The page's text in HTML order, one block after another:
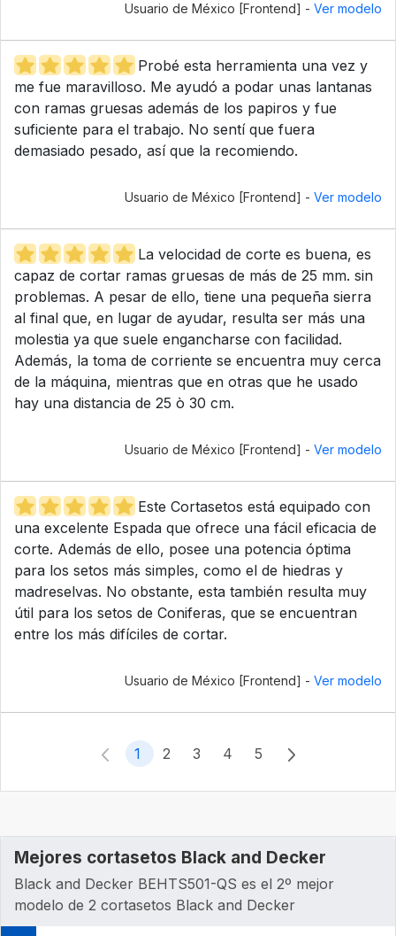
Usuario de México [Frontend] - Ver modelo
Probé esta herramienta una vez y
me fue maravilloso. Me ayudó a podar unas lantanas
con ramas gruesas además de los papiros y fue
suficiente para el trabajo. No sentí que fuera
demasiado pesado, así que la recomiendo.
Usuario de México [Frontend] - Ver modelo
La velocidad de corte es buena, es
capaz de cortar ramas gruesas de más de 25 mm. sin
problemas. A pesar de ello, tiene una pequeña sierra
al final que, en lugar de ayudar, resulta ser más una
molestia ya que suele engancharse con facilidad.
Además, la toma de corriente se encuentra muy cerca
de la máquina, mientras que en otras que he usado
hay una distancia de 25 ò 30 cm.
Usuario de México [Frontend] - Ver modelo
Este Cortasetos está equipado con
una excelente Espada que ofrece una fácil eficacia de
corte. Además de ello, posee una potencia óptima
para los setos más simples, como el de hiedras y
madreselvas. No obstante, esta también resulta muy
útil para los setos de Coniferas, que se encuentran
entre los más difíciles de cortar.
Usuario de México [Frontend] - Ver modelo
1 2 3 4 5
Mejores cortasetos Black and Decker
Black and Decker ‎BEHTS501-QS es el 2º mejor
modelo de 2 cortasetos Black and Decker